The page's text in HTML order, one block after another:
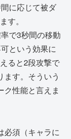
に応じて被ダ
す。
で3秒間の移動
という効果に
ると2段攻撃で
ます。そういう
性能と言えま
必須（キャラに